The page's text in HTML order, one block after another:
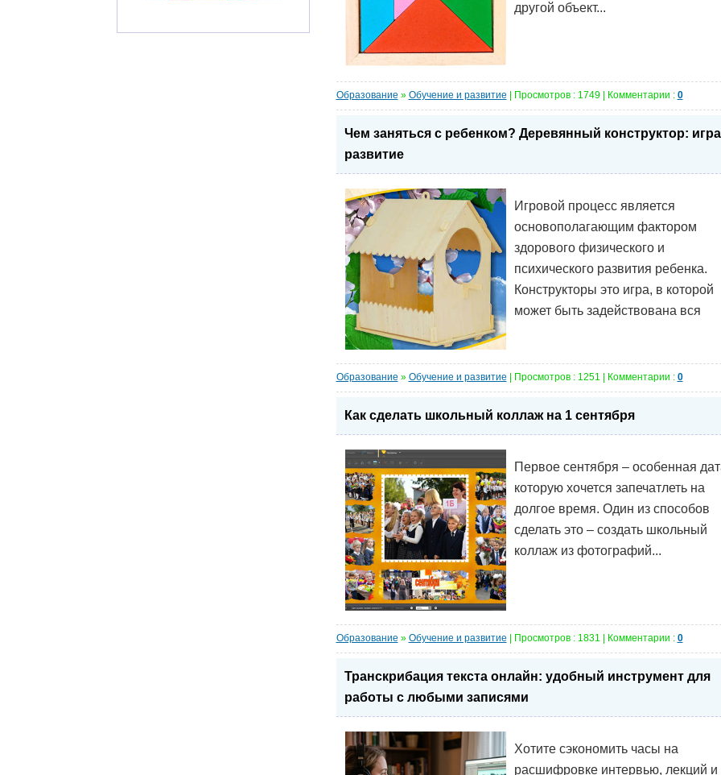
другой объект...
Образование » Обучение и развитие | Просмотров : 1749 | Комментарии : 0
Чем заняться с ребенком? Деревянный конструктор:
развитие
Игровой процесс является
основополагающим фактором
здорового физического и
психического развития ребенка.
Конструкторы это игра, в которой
может быть задействована вся
Образование » Обучение и развитие | Просмотров : 1251 | Комментарии : 0
Как сделать школьный коллаж на 1 сентября
Первое сентября – особенная
которую хочется запечатлеть на
долгое время. Один из способов
сделать это – создать школьный
коллаж из фотографий...
Образование » Обучение и развитие | Просмотров : 1831 | Комментарии : 0
Транскрибация текста онлайн: удобный инструмент для
работы с любыми записями
Хотите сэкономить часы на
расшифровке интервью, лекций и